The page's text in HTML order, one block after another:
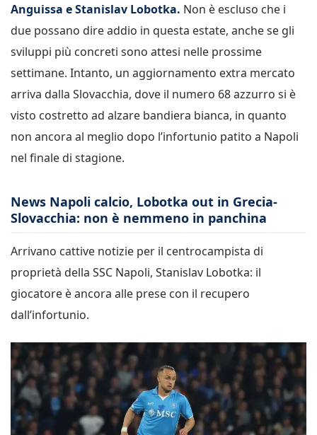
Anguissa e Stanislav Lobotka. Non è escluso che i
due possano dire addio in questa estate, anche se gli
sviluppi più concreti sono attesi nelle prossime
settimane. Intanto, un aggiornamento extra mercato
arriva dalla Slovacchia, dove il numero 68 azzurro si è
visto costretto ad alzare bandiera bianca, in quanto
non ancora al meglio dopo l’infortunio patito a Napoli
nel finale di stagione.
News Napoli calcio, Lobotka out in Grecia-
Slovacchia: non è nemmeno in panchina
Arrivano cattive notizie per il centrocampista di
proprietà della SSC Napoli, Stanislav Lobotka: il
giocatore è ancora alle prese con il recupero
dall’infortunio.